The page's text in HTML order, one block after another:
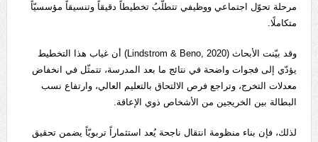
مرحلة تحوّل اجتماعي ووظيفي تتطلّبُ تخطيطاً دقيقاً وتنسيقاً مؤسسيّاً
متكاملًا.
وقد بيّنت الأبحاث (Lindstrom & Beno, 2020) أن غياب هذا التخطيط
يؤدّي إلى فجوات واضحة في نتائج ما بعد المدرسة، تتمثّل في انخفاض
معدلات التخرج، وتراجع فرص الالتحاق بالتعليم العالي، وارتفاع نسب
البطالة بين الخريجين من الأشخاص ذوي الإعاقة.
لذلك، فإن بناء منظومة انتقال ناجحة يُعد استثماراً تربويّاً يضمن تحقيق